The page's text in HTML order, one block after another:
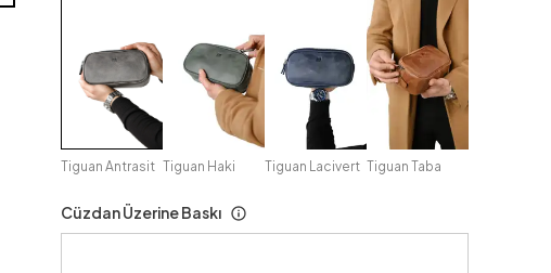
Tiguan Antrasit Tiguan Haki Tiguan Lacivert Tiguan Taba
Cüzdan Üzerine Baskı